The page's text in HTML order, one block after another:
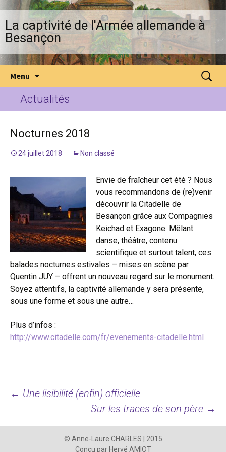
La captivité de l'Armée allemande à
Besançon
Menu
Actualités
Nocturnes 2018
24 juillet 2018 Non classé
Envie de fraîcheur cet été ? Nous
vous recommandons de (re)venir
découvrir la Citadelle de
Besançon grâce aux Compagnies
Keichad et Exagone. Mêlant
danse, théâtre, contenu
scientifique et surtout talent, ces
balades nocturnes estivales – mises en scène par
Quentin JUY – offrent un nouveau regard sur le monument.
Soyez attentifs, la captivité allemande y sera présente,
sous une forme et sous une autre…
Plus d’infos :
http://www.citadelle.com/fr/evenements-citadelle.html
← Une lisibilité (enfin) officielle
Sur les traces de son père →
© Anne-Laure CHARLES | 2015
Conçu par Hervé AMIOT